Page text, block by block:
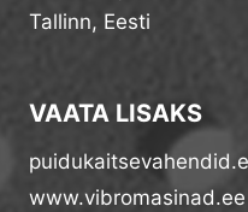
Tallinn, Eesti
VAATA LISAKS
www.vibromasinad.ee